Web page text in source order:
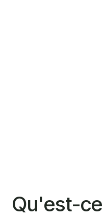
Qu'est-ce